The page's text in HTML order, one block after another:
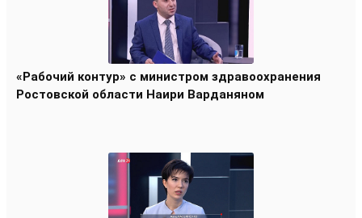
«Рабочий контур» с министром здравоохранения
Ростовской области Наири Варданяном